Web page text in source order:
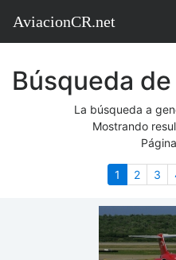
AviacionCR.net
Búsqueda
La búsqueda a
Mostrando
1 (actual)
2 3